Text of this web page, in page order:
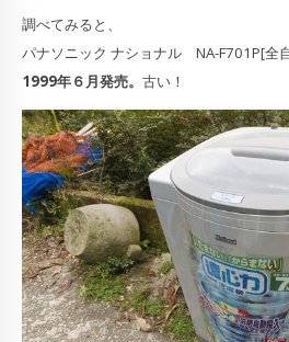
調べてみると、
パナソニック ナショナル NA-F701P[全
1999年６月発売。 古い！